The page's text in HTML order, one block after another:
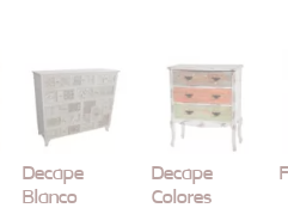
Decape
Blanco
Decape
Colores